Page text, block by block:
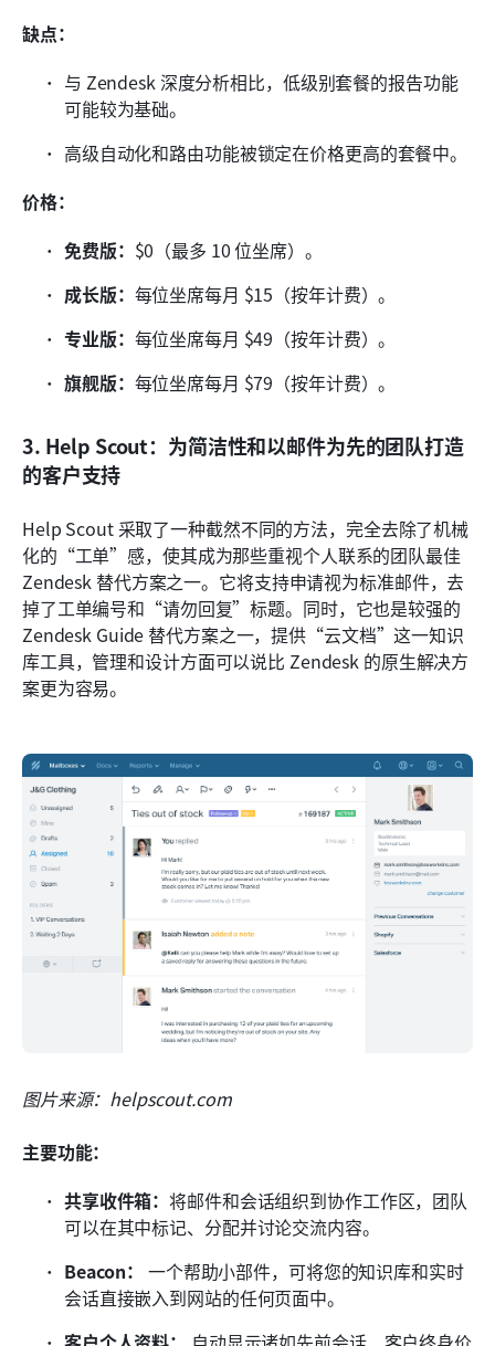
缺点：
与 Zendesk 深度分析相比，低级别套餐的报告功能
可能较为基础。
高级自动化和路由功能被锁定在价格更高的套餐中。
价格：
免费版： $0（最多 10 位坐席）。
成长版： 每位坐席每月 $15（按年计费）。
专业版： 每位坐席每月 $49（按年计费）。
旗舰版： 每位坐席每月 $79（按年计费）。
3. Help Scout：为简洁性和以邮件为先的团队打造
的客户支持
Help Scout 采取了一种截然不同的方法，完全去除了机械
化的“工单”感，使其成为那些重视个人联系的团队最佳
Zendesk 替代方案之一。它将支持申请视为标准邮件，去
掉了工单编号和“请勿回复”标题。同时，它也是较强的
Zendesk Guide 替代方案之一，提供“云文档”这一知识
库工具，管理和设计方面可以说比 Zendesk 的原生解决方
案更为容易。
图片来源：helpscout.com
主要功能：
共享收件箱：将邮件和会话组织到协作工作区，团队
可以在其中标记、分配并讨论交流内容。
Beacon： 一个帮助小部件，可将您的知识库和实时
会话直接嵌入到网站的任何页面中。